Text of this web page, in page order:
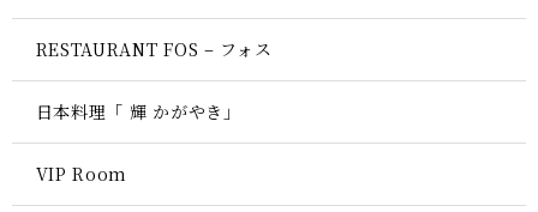
RESTAURANT FOS – フォス
日本料理「 輝 かがやき」
VIP Room